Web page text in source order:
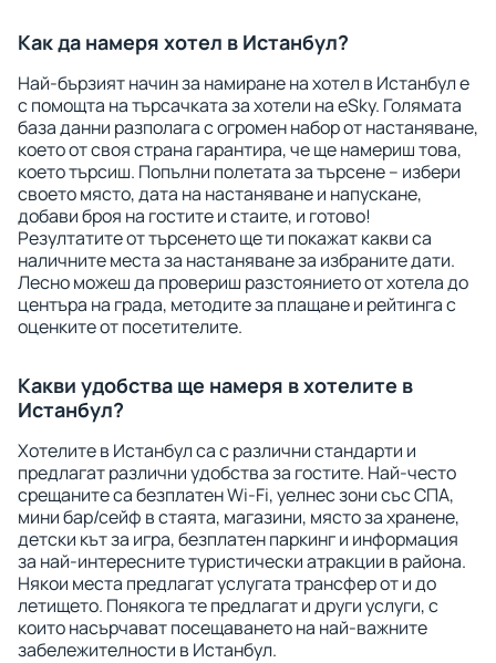
Как да намеря хотел в Истанбул?
Най-бързият начин за намиране на хотел в Истанбул е
с помощта на търсачката за хотели на eSky. Голямата
база данни разполага с огромен набор от настаняване,
което от своя страна гарантира, че ще намериш това,
което търсиш. Попълни полетата за търсене – избери
своето място, дата на настаняване и напускане,
добави броя на гостите и стаите, и готово!
Резултатите от търсенето ще ти покажат какви са
наличните места за настаняване за избраните дати.
Лесно можеш да провериш разстоянието от хотела до
центъра на града, методите за плащане и рейтинга с
оценките от посетителите.
Какви удобства ще намеря в хотелите в
Истанбул?
Хотелите в Истанбул са с различни стандарти и
предлагат различни удобства за гостите. Най-често
срещаните са безплатен Wi-Fi, уелнес зони със СПА,
мини бар/сейф в стаята, магазини, място за хранене,
детски кът за игра, безплатен паркинг и информация
за най-интересните туристически атракции в района.
Някои места предлагат услугата трансфер от и до
летището. Понякога те предлагат и други услуги, с
които насърчават посещаването на най-важните
забележителности в Истанбул.